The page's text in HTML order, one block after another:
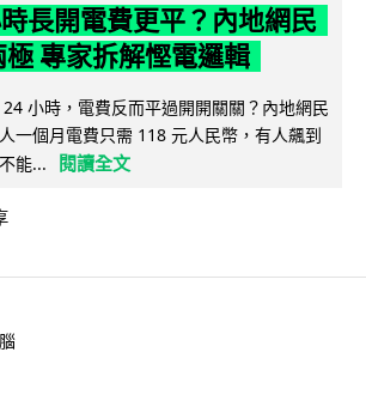
長開電費更平？內地網民
極 專家拆解慳電邏輯
小時，電費反而平過開開關關？內地網民
一個月電費只需 118 元人民幣，有人飆到
能...
閱讀全文